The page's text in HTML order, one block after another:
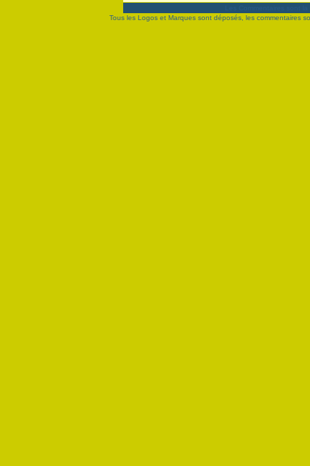
Tous les Logos et Marques sont déposés, les commentaires